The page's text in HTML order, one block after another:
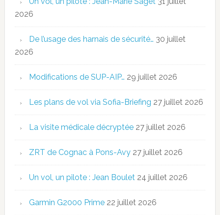
2026
De l’usage des harnais de sécurité… 30 juillet
2026
Modifications de SUP-AIP… 29 juillet 2026
Les plans de vol via Sofia-Briefing 27 juillet 2026
La visite médicale décryptée 27 juillet 2026
ZRT de Cognac à Pons-Avy 27 juillet 2026
Un vol, un pilote : Jean Boulet 24 juillet 2026
Garmin G2000 Prime 22 juillet 2026